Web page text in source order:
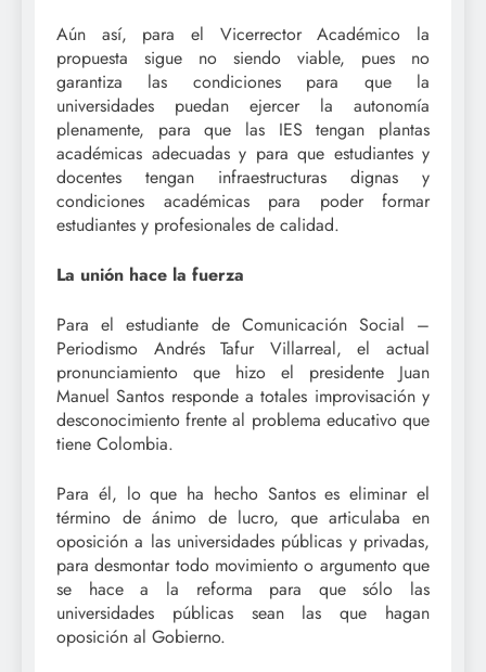
Aún así, para el Vicerrector Académico la
propuesta sigue no siendo viable, pues no
garantiza las condiciones para que la
universidades puedan ejercer la autonomía
plenamente, para que las IES tengan plantas
académicas adecuadas y para que estudiantes y
docentes tengan infraestructuras dignas y
condiciones académicas para poder formar
estudiantes y profesionales de calidad.
La unión hace la fuerza
Para el estudiante de Comunicación Social –
Periodismo Andrés Tafur Villar­real, el actual
pronunciamiento que hizo el presidente Juan
Manuel Santos­ responde a totales improvisación y
desconocimiento frente al problema educativo que
tiene Colombia.
Para él, lo que ha hecho Santos es eliminar el
término de ánimo de lucro, que articulaba en
oposición a las universidades públicas y privadas,
para desmontar todo movimiento o argumento que
se hace a la reforma para que sólo las
universidades públicas sean las que hagan
oposición al Gobierno.